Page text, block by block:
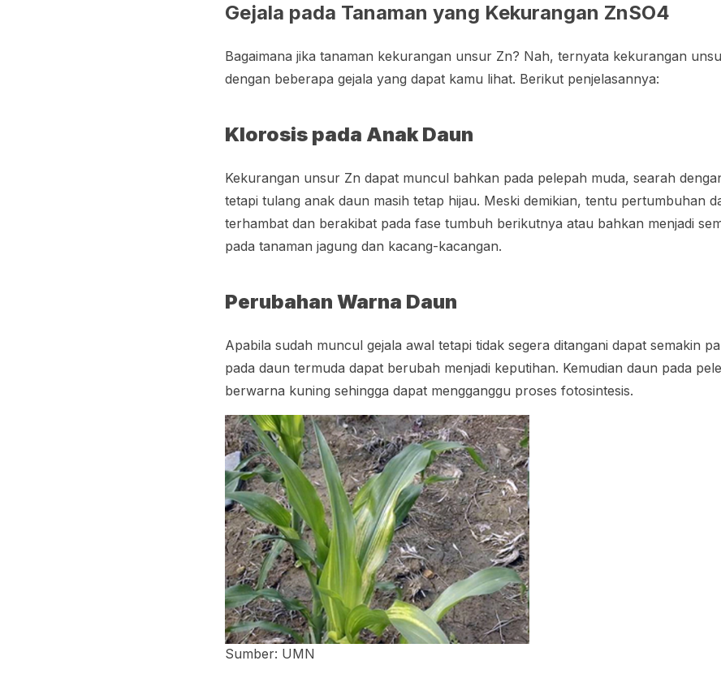
Gejala pada Tanaman yang Kekurangan ZnSO4
Bagaimana jika tanaman kekurangan unsur Zn? Nah, ternyata kekurangan
dengan beberapa gejala yang dapat kamu lihat. Berikut penjelasannya:
Klorosis pada Anak Daun
Kekurangan unsur Zn dapat muncul bahkan pada pelepah muda, searah
tetapi tulang anak daun masih tetap hijau. Meski demikian, tentu pertumbuhan
terhambat dan berakibat pada fase tumbuh berikutnya atau bahkan menjadi
pada tanaman jagung dan kacang-kacangan.
Perubahan Warna Daun
Apabila sudah muncul gejala awal tetapi tidak segera ditangani dapat semakin
pada daun termuda dapat berubah menjadi keputihan. Kemudian daun pada
berwarna kuning sehingga dapat mengganggu proses fotosintesis.
Sumber: UMN